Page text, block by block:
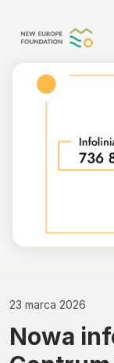
23 marca 2026
Nowa